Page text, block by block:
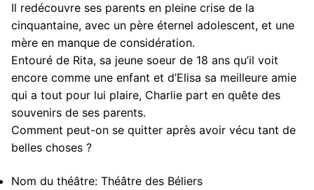
Il redécouvre ses parents en pleine crise de la
cinquantaine, avec un père éternel adolescent, et une
mère en manque de considération.
Entouré de Rita, sa jeune soeur de 18 ans qu’il voit
encore comme une enfant et d’Elisa sa meilleure amie
qui a tout pour lui plaire, Charlie part en quête des
souvenirs de ses parents.
Comment peut-on se quitter après avoir vécu tant de
belles choses ?
Nom du théâtre: Théâtre des Béliers